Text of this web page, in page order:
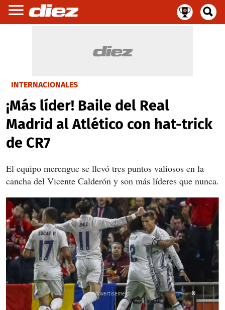
INTERNACIONALES
¡Más líder! Baile del Real
Madrid al Atlético con hat-trick
de CR7
El equipo merengue se llevó tres puntos valiosos en la
cancha del Vicente Calderón y son más líderes que nunca.
X